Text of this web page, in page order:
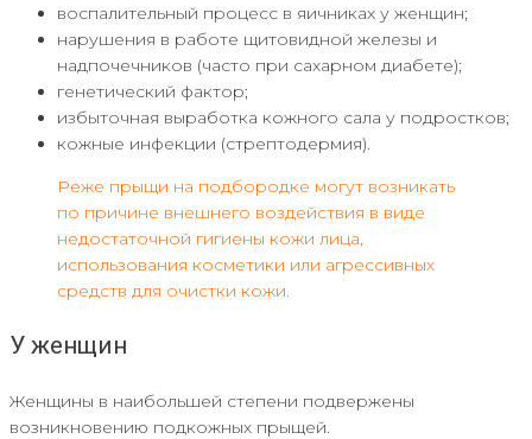
воспалительный процесс в яичниках у женщин;
нарушения в работе щитовидной железы и
надпочечников (часто при сахарном диабете);
генетический фактор;
избыточная выработка кожного сала у подростков;
кожные инфекции (стрептодермия).
Реже прыщи на подбородке могут возникать
по причине внешнего воздействия в виде
недостаточной гигиены кожи лица,
использования косметики или агрессивных
средств для очистки кожи.
У женщин
Женщины в наибольшей степени подвержены
возникновению подкожных прыщей.